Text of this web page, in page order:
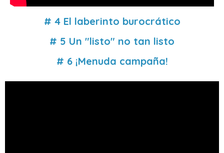
# 4 El laberinto burocrático
# 5 Un "listo" no tan listo
# 6 ¡Menuda campaña!